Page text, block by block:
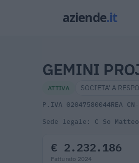
GEMINI
ATTIVA SOCIETA' A
P.IVA 02047580044REA
Sede legale: C So
€ 2.232.186
Fatturato 2024